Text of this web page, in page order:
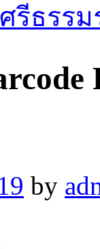
รีธรร
by